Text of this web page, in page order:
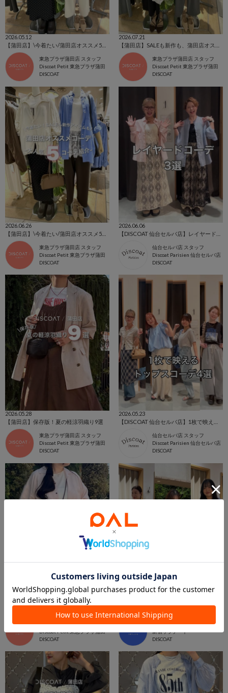
2026.05.12
東急プラザ蒲田店 スタッフ
Discoat Petit 東急プラザ蒲田
DISCOAT
2026.07.21
東急プラザ蒲田店 スタッフ
Discoat Petit 東急プラザ蒲田
DISCOAT
2026.06.26
東急プラザ蒲田店 スタッフ
Discoat Petit 東急プラザ蒲田
DISCOAT
2026.06.06
仙台セルバ店 スタッフ
Discoat Parisien 仙台セルバ店
DISCOAT
2026.05.28
【蒲田店】保存版！夏の軽涼羽織り9選
東急プラザ蒲田店 スタッフ
Discoat Petit 東急プラザ蒲田
DISCOAT
2026.05.23
仙台セルバ店 スタッフ
Discoat Parisien 仙台セルバ店
DISCOAT
2026.05.19
東急プラザ蒲田店 スタッフ
Discoat Petit 東急プラザ蒲田
DISCOAT
新宿サブナード店 スタッフ
新宿サブナード
DISCOAT